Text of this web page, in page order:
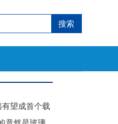
望成首个载